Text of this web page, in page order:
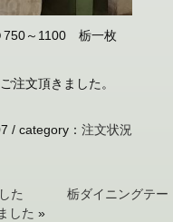
750～1100 栃一枚
注文頂きました。
/category ：注文状況
た
栃ダイニングテー
した »